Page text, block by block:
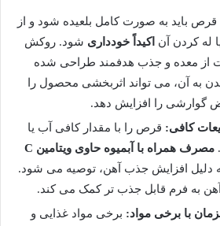
قرص باید به صورت کامل بلعیده شود و از
له کردن آن اکیداً خودداری شود. روکش
از معده و جذب هدفمند طراحی شده
به آن، می تواند اثربخشی محصول را
گوارشی را افزایش دهد.
کافی: قرص را با مقدار کافی آب یا
مصرف همراه با آبمیوه حاوی ویتامین C
دلیل افزایش جذب آهن، توصیه می شود.
با برخی مواد: برخی مواد غذایی و